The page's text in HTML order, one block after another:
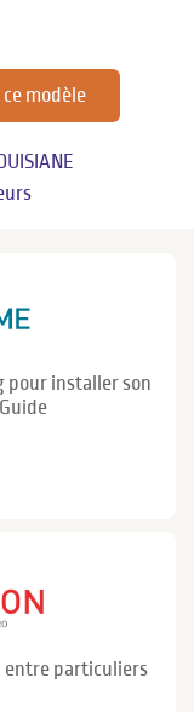
modèle
pour installer son
entre particuliers